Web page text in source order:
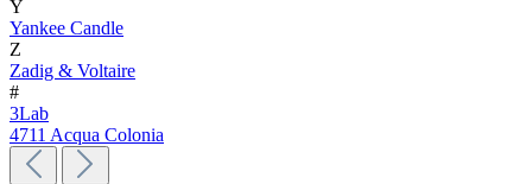
Y
Yankee Candle
Z
Zadig & Voltaire
#
3Lab
4711 Acqua Colonia